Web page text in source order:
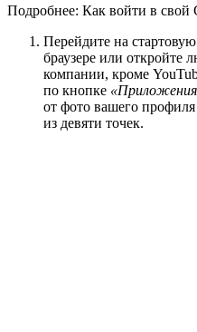
Подробнее: Как войти в свой
Перейдите на
браузере или откройте
компании, кроме
по кнопке
от фото вашего
из девяти точек.